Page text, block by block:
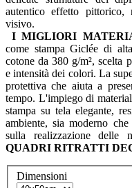
autentico effetto
visivo.
I MIGLIORI
come stampa Giclée di
cotone da 380 g/m², scelta
e intensità dei colori. La
protettiva che aiuta a
tempo. L'impiego di
stampa su tela elegante,
ambiente, sia moderno
sulla realizzazione delle
QUADRI RITRATTI
Dimensioni